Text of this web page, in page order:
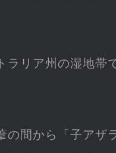
ラリア州の湿地帯
の間から「子アザ